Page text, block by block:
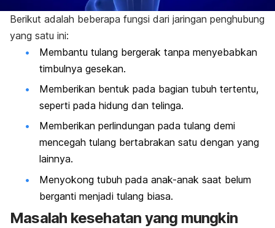
Berikut adalah beberapa fungsi dari jaringan penghubung
yang satu ini:
Membantu tulang bergerak tanpa menyebabkan
timbulnya gesekan.
Memberikan bentuk pada bagian tubuh tertentu,
seperti pada hidung dan telinga.
Memberikan perlindungan pada tulang demi
mencegah tulang bertabrakan satu dengan yang
lainnya.
Menyokong tubuh pada anak-anak saat belum
berganti menjadi tulang biasa.
Masalah kesehatan yang mungkin